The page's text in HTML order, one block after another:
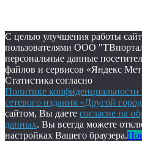
С целью улучшения работы
пользователями ООО
персональные данные
файлов и сервисов «Яндекс
Статистика согласно
Политике
сетевого издания «Другой
сайтом, Вы даете согласие на
данных. Вы всегда можете
настройках Вашего браузера.